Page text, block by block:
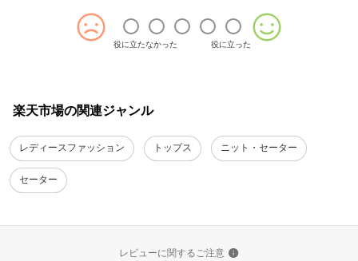
役に立たなかった 役に立った
楽天市場の関連ジャンル
レディースファッション トップス ニット・セーター
セーター
レビューに関するご注意